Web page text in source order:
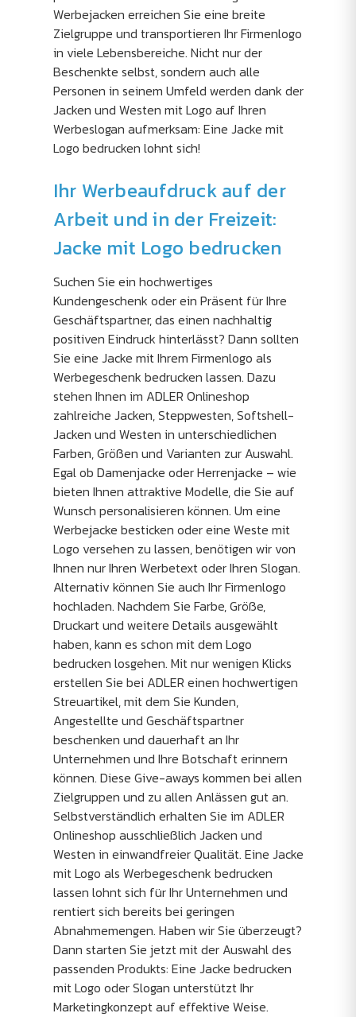
Werbejacken erreichen Sie eine breite
Zielgruppe und transportieren Ihr Firmenlogo
in viele Lebensbereiche. Nicht nur der
Beschenkte selbst, sondern auch alle
Personen in seinem Umfeld werden dank der
Jacken und Westen mit Logo auf Ihren
Werbeslogan aufmerksam: Eine Jacke mit
Logo bedrucken lohnt sich!
Ihr Werbeaufdruck auf der
Arbeit und in der Freizeit:
Jacke mit Logo bedrucken
Suchen Sie ein hochwertiges
Kundengeschenk oder ein Präsent für Ihre
Geschäftspartner, das einen nachhaltig
positiven Eindruck hinterlässt? Dann sollten
Sie eine Jacke mit Ihrem Firmenlogo als
Werbegeschenk bedrucken lassen. Dazu
stehen Ihnen im ADLER Onlineshop
zahlreiche Jacken, Steppwesten, Softshell-
Jacken und Westen in unterschiedlichen
Farben, Größen und Varianten zur Auswahl.
Egal ob Damenjacke oder Herrenjacke – wie
bieten Ihnen attraktive Modelle, die Sie auf
Wunsch personalisieren können. Um eine
Werbejacke besticken oder eine Weste mit
Logo versehen zu lassen, benötigen wir von
Ihnen nur Ihren Werbetext oder Ihren Slogan.
Alternativ können Sie auch Ihr Firmenlogo
hochladen. Nachdem Sie Farbe, Größe,
Druckart und weitere Details ausgewählt
haben, kann es schon mit dem Logo
bedrucken losgehen. Mit nur wenigen Klicks
erstellen Sie bei ADLER einen hochwertigen
Streuartikel, mit dem Sie Kunden,
Angestellte und Geschäftspartner
beschenken und dauerhaft an Ihr
Unternehmen und Ihre Botschaft erinnern
können. Diese Give-aways kommen bei allen
Zielgruppen und zu allen Anlässen gut an.
Selbstverständlich erhalten Sie im ADLER
Onlineshop ausschließlich Jacken und
Westen in einwandfreier Qualität. Eine Jacke
mit Logo als Werbegeschenk bedrucken
lassen lohnt sich für Ihr Unternehmen und
rentiert sich bereits bei geringen
Abnahmemengen. Haben wir Sie überzeugt?
Dann starten Sie jetzt mit der Auswahl des
passenden Produkts: Eine Jacke bedrucken
mit Logo oder Slogan unterstützt Ihr
Marketingkonzept auf effektive Weise.